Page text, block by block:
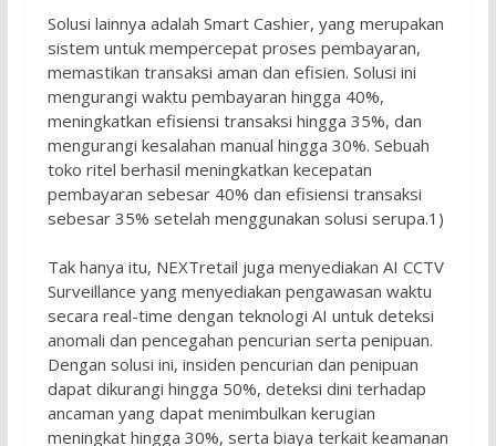
Solusi lainnya adalah Smart Cashier, yang merupakan
sistem untuk mempercepat proses pembayaran,
memastikan transaksi aman dan efisien. Solusi ini
mengurangi waktu pembayaran hingga 40%,
meningkatkan efisiensi transaksi hingga 35%, dan
mengurangi kesalahan manual hingga 30%. Sebuah
toko ritel berhasil meningkatkan kecepatan
pembayaran sebesar 40% dan efisiensi transaksi
sebesar 35% setelah menggunakan solusi serupa.1)
Tak hanya itu, NEXTretail juga menyediakan AI CCTV
Surveillance yang menyediakan pengawasan waktu
secara real-time dengan teknologi AI untuk deteksi
anomali dan pencegahan pencurian serta penipuan.
Dengan solusi ini, insiden pencurian dan penipuan
dapat dikurangi hingga 50%, deteksi dini terhadap
ancaman yang dapat menimbulkan kerugian
meningkat hingga 30%, serta biaya terkait keamanan